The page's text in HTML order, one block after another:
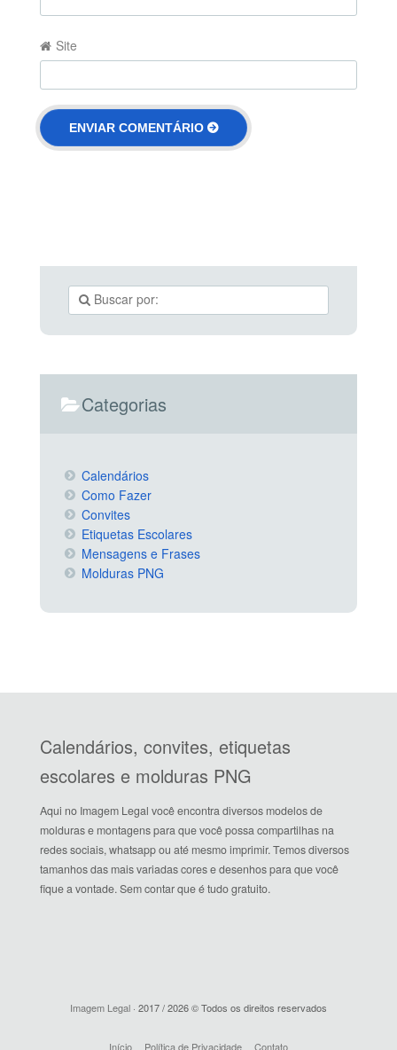
Site
Categorias
Calendários
Como Fazer
Convites
Etiquetas Escolares
Mensagens e Frases
Molduras PNG
Calendários, convites, etiquetas
escolares e molduras PNG
Aqui no Imagem Legal você encontra diversos modelos de
molduras e montagens para que você possa compartilhas na
redes sociais, whatsapp ou até mesmo imprimir. Temos diversos
tamanhos das mais variadas cores e desenhos para que você
fique a vontade. Sem contar que é tudo gratuito.
Imagem Legal · 2017 / 2026 © Todos os direitos reservados
Início Política de Privacidade Contato